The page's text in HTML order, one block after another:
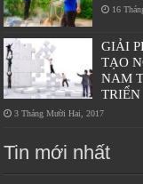
16
GIẢI
TẠO
NAM
TRIỂN
3 Tháng Mười Hai, 2017
Tin mới nhất